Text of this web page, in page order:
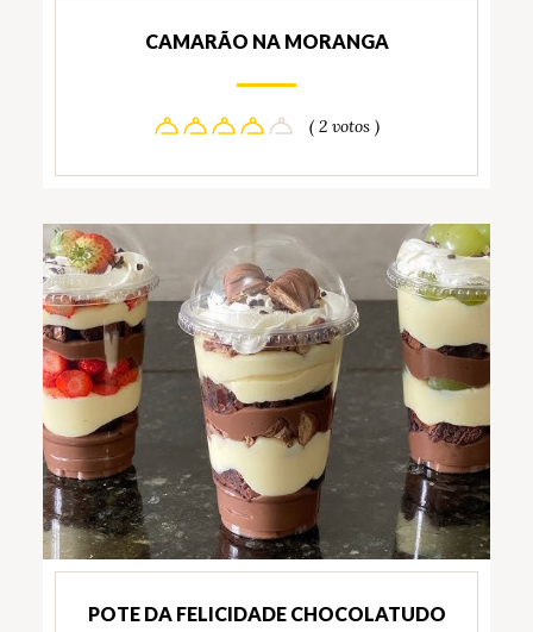
CAMARÃO NA MORANGA
( 2 votos )
POTE DA FELICIDADE CHOCOLATUDO